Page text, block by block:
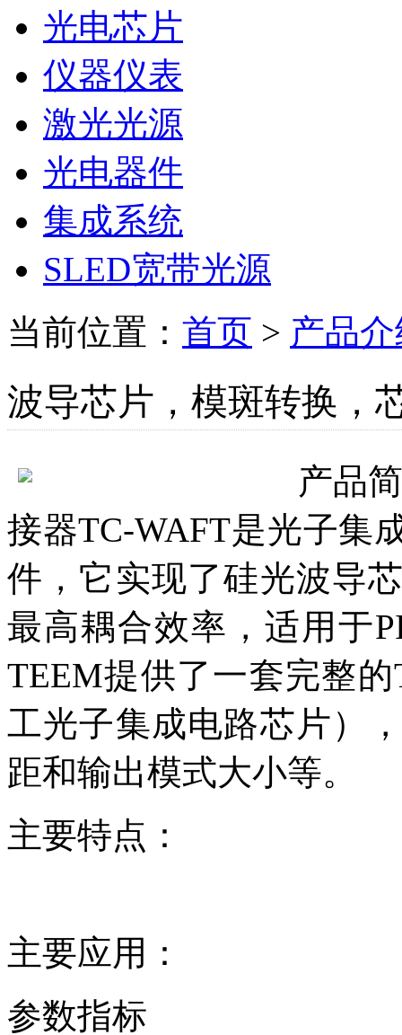
光电芯片
仪器仪表
激光光源
光电器件
集成系统
SLED宽带光源
当前位置： 首页 > 产品
波导芯片，模斑转换，
产品
接器TC-WAFT是光子集
件，它实现了硅光波导
最高耦合效率，适用于
TEEM提供了一套完整
工光子集成电路芯片）
距和输出模式大小等。
主要特点：
主要应用：
参数指标